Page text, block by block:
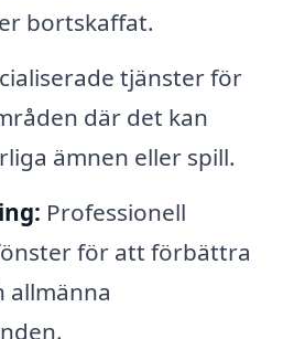
bortskaffat.
tjänster för
där det kan
ämnen eller spill.
Professionell
för att förbättra
allmänna